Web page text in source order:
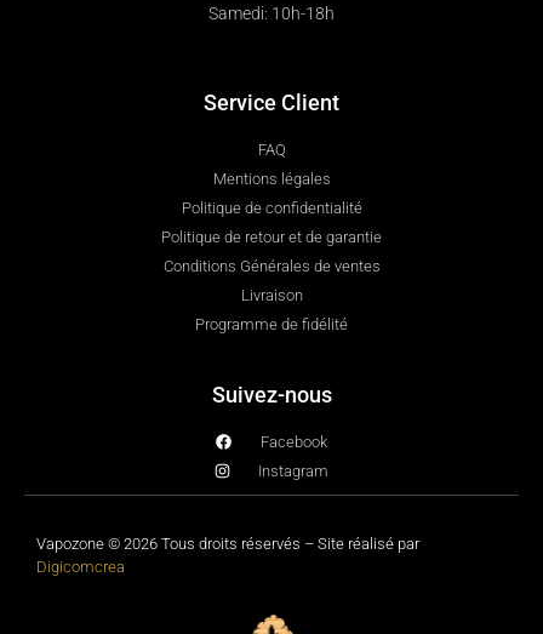
Samedi: 10h-18h
Service Client
FAQ
Mentions légales
Politique de confidentialité
Politique de retour et de garantie
Conditions Générales de ventes
Livraison
Programme de fidélité
Suivez-nous
Facebook
Instagram
Vapozone © 2026 Tous droits réservés – Site réalisé par
Digicomcrea